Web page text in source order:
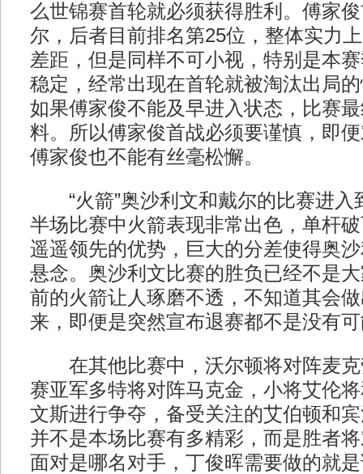
么世锦赛首轮就必须获得胜利。傅家
尔，后者目前排名第25位，整体实力
差距，但是同样不可小视，特别是本
稳定，经常出现在首轮就被淘汰出局
如果傅家俊不能及早进入状态，比赛
料。所以傅家俊首战必须要谨慎，即
傅家俊也不能有丝毫松懈。
“火箭”奥沙利文和戴尔的比赛进入
半场比赛中火箭表现非常出色，单杆
遥遥领先的优势，巨大的分差使得奥
悬念。奥沙利文比赛的胜负已经不是
前的火箭让人琢磨不透，不知道其会
来，即便是突然宣布退赛都不是没有
在其他比赛中，沃尔顿将对阵麦克
赛亚军多特将对阵马克金，小将艾伦将
文斯进行争夺，备受关注的艾伯顿和
并不是本场比赛有多精彩，而是胜者
面对是哪名对手，丁俊晖需要做的就